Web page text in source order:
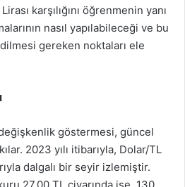
karşılığını öğrenmenin yanı
nasıl yapılabileceği ve bu
gereken noktaları ele
göstermesi, güncel
2023 yılı itibarıyla, Dolar/TL
dalgalı bir seyir izlemiştir.